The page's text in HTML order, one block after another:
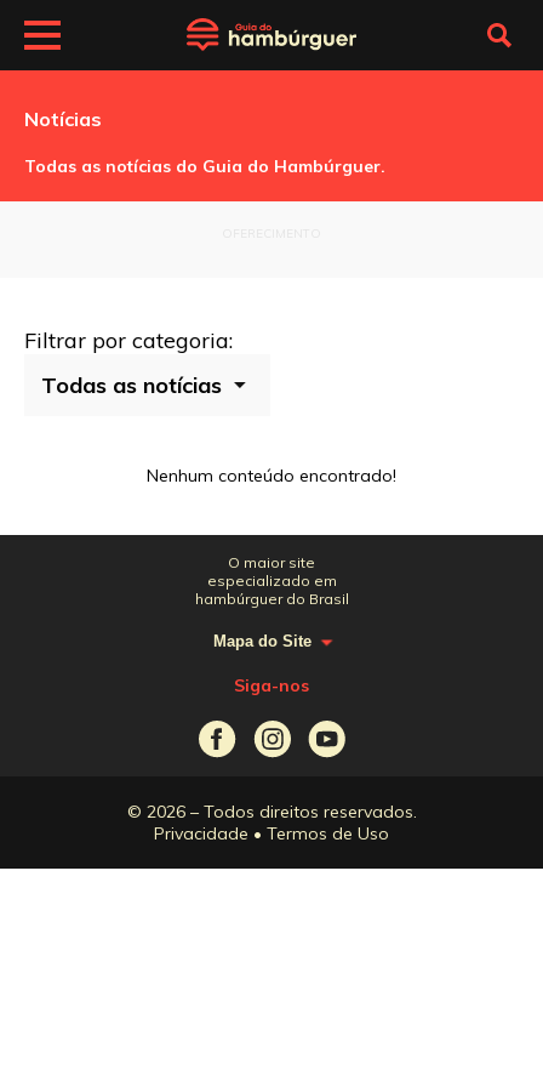
Notícias
Todas as notícias do Guia do Hambúrguer.
Filtrar por categoria:
Nenhum conteúdo encontrado!
O maior site
especializado em
hambúrguer do Brasil
Mapa do Site
Siga-nos
© 2026 – Todos direitos reservados.
Privacidade • Termos de Uso